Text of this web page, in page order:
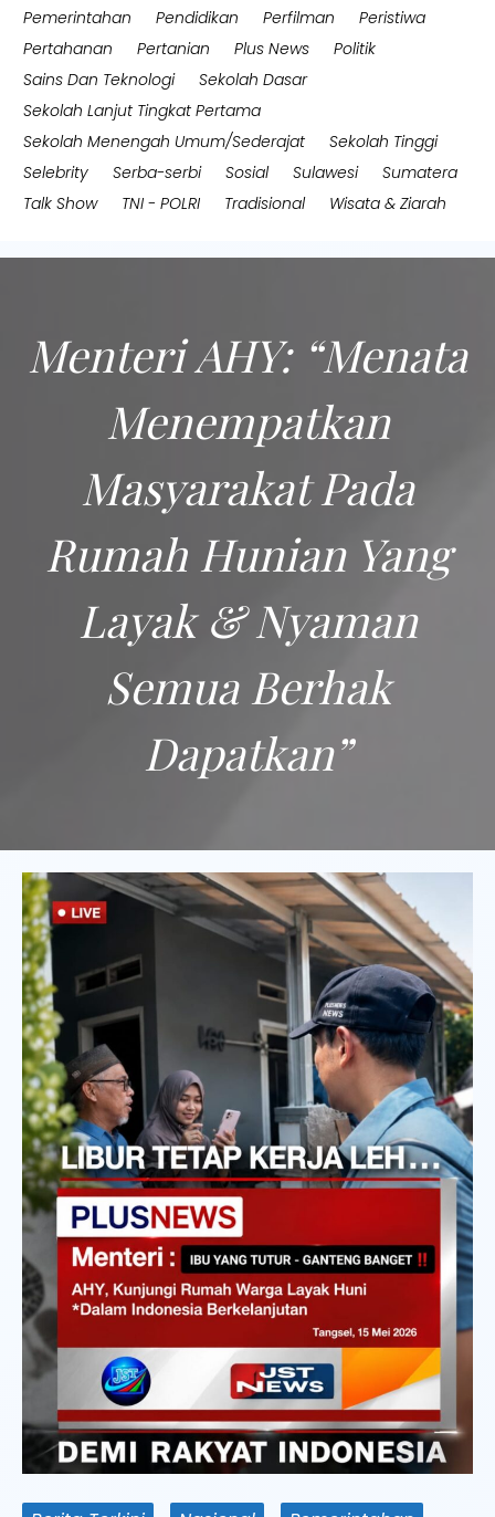
Pemerintahan
Pendidikan Perfilman
Peristiwa
Pertahanan
Pertanian Plus News
Politik
Sains Dan Teknologi
Sekolah Dasar
Sekolah Lanjut Tingkat Pertama
Sekolah Menengah Umum/Sederajat
Sekolah Tinggi
Selebrity
Serba-serbi Sosial Sulawesi
Sumatera
Talk Show
TNI - POLRI Tradisional Wisata & Ziarah
Menteri AHY: “Menata
Menempatkan
Masyarakat Pada
Rumah Hunian Yang
Layak & Nyaman
Semua Berhak
Dapatkan”